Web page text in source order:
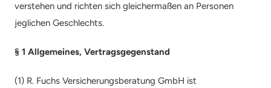
verstehen und richten sich gleichermaßen an Personen
jeglichen Geschlechts.
§ 1 Allgemeines, Vertragsgegenstand
(1) R. Fuchs Versicherungsberatung GmbH ist